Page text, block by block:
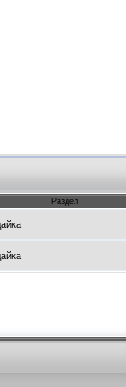
Раздел